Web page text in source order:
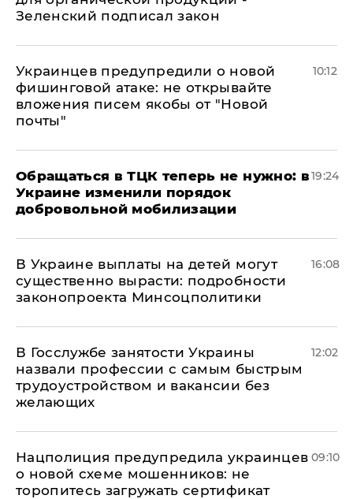
Зеленский подписал закон
Украинцев предупредили о новой
фишинговой атаке: не открывайте
вложения писем якобы от "Новой
почты"
10:12
Обращаться в ТЦК теперь не нужно: в
Украине изменили порядок
добровольной мобилизации
19:24
В Украине выплаты на детей могут
существенно вырасти: подробности
законопроекта Минсоцполитики
16:08
В Госслужбе занятости Украины
назвали профессии с самым быстрым
трудоустройством и вакансии без
желающих
12:02
Нацполиция предупредила украинцев
о новой схеме мошенников: не
торопитесь загружать сертификат
09:10